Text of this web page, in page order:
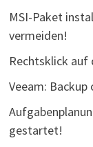
MSI-Paket
vermeiden!
Rechtsklick auf
Veeam:
gestartet!